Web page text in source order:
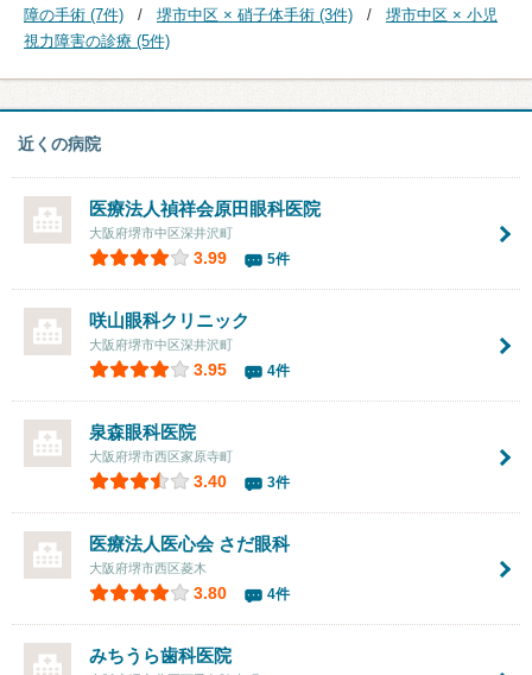
障の手術 (7件)
堺市中区 × 硝子体手術 (3件)
堺市中区 × 小児
視力障害の診療 (5件)
近くの病院
医療法人禎祥会原田眼科医院
大阪府堺市中区深井沢町
3.99 5件
咲山眼科クリニック
大阪府堺市中区深井沢町
3.95 4件
泉森眼科医院
大阪府堺市西区家原寺町
3.40 3件
医療法人医心会 さだ眼科
大阪府堺市西区菱木
3.80 4件
みちうら歯科医院